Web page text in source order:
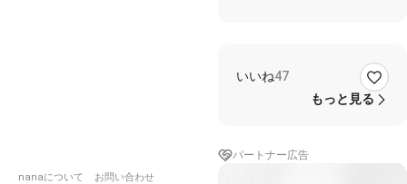
nanaについて
お問い合わせ
足利尊氏 室町幕府で
広まる鉄砲 キリスト教
いいね47
もっと見る
パートナー広告